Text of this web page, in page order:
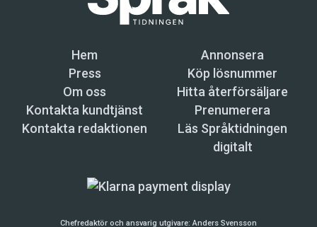
Hem
Annonsera
Press
Köp lösnummer
Om oss
Hitta återförsäljare
Kontakta kundtjänst
Prenumerera
Kontakta redaktionen
Läs Språktidningen
digitalt
Chefredaktör och ansvarig utgivare:Anders Svensson